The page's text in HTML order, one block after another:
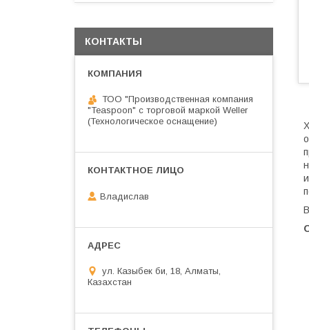
КОНТАКТЫ
ТОО "Производственная компания
"Teaspoon" с торговой маркой Weller
(Технологическое оснащение)
Владислав
ул. Казыбек би, 18, Алматы,
Казахстан